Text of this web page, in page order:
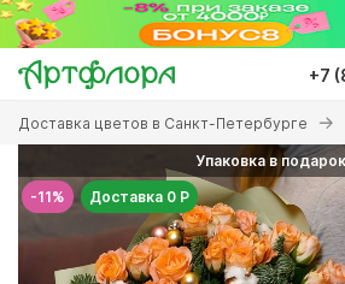
Перейти
основному
содержанию
+7
Вы
здесь
Доставка цветов в Санкт-Петербурге
-11%
Упаковка в подарок
Доставка 0 Р